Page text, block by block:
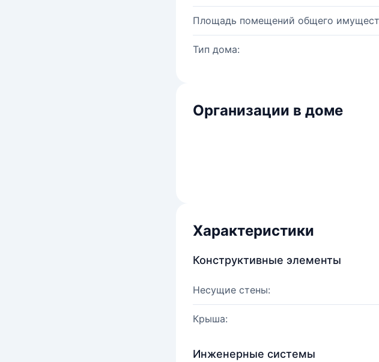
Площадь помещений общего
Тип дома:
Организации в доме
Характеристики
Конструктивные элементы
Несущие стены:
Крыша:
Инженерные системы